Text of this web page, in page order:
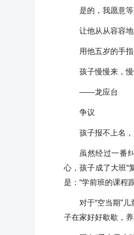
是的，我愿意
让他从从容容
用他五岁的手指
孩子慢慢来，慢
——龙应台
争议
孩子报不上名
虽然经过一番
心，孩子成了大班“
是：“学前班的课程
对于“空当期”
子在家好好歇歇，